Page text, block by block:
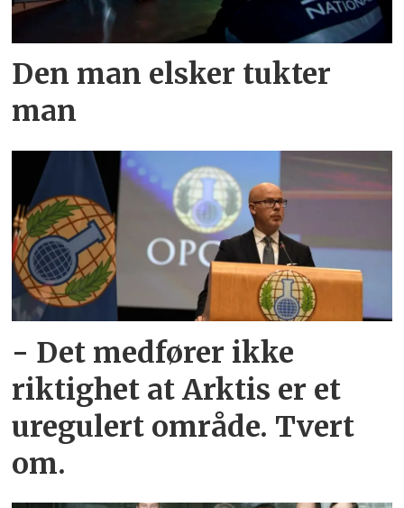
Den man elsker tukter
man
- Det medfører ikke
riktighet at Arktis er et
uregulert område. Tvert
om.